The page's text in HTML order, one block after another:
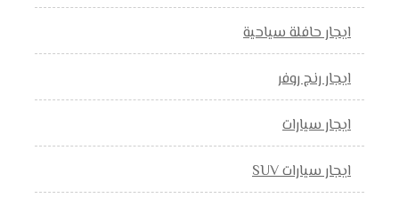
ايجار حافلة سياحية
ايجار رنج روفر
ايجار سيارات
ايجار سيارات SUV